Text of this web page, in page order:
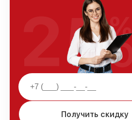
Получить скидку
25%